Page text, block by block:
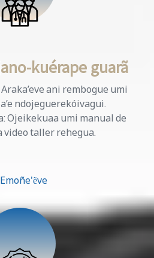
kuérape guarã
ani rembogue umi
ndojeguerekóivagui.
Ojeikekuaa umi manual de
video taller rehegua.